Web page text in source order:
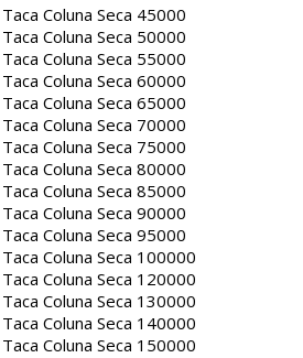
Coluna Seca 45000
Coluna Seca 50000
Coluna Seca 55000
Coluna Seca 60000
Coluna Seca 65000
Coluna Seca 70000
Coluna Seca 75000
Coluna Seca 80000
Coluna Seca 85000
Coluna Seca 90000
Coluna Seca 95000
Coluna Seca 100000
Coluna Seca 120000
Coluna Seca 130000
Coluna Seca 140000
Coluna Seca 150000